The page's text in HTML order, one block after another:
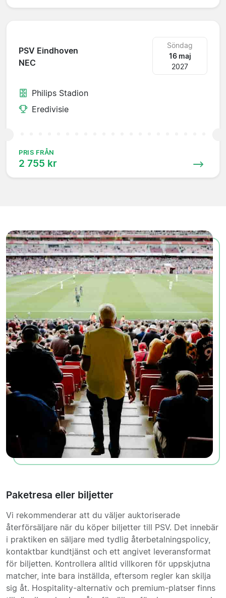
PSV Eindhoven
NEC
Söndag
16 maj
2027
Philips Stadion
Eredivisie
PRIS FRÅN
2 755 kr
Paketresa eller biljetter
Vi rekommenderar att du väljer auktoriserade
återförsäljare när du köper biljetter till PSV. Det innebär
i praktiken en säljare med tydlig återbetalningspolicy,
kontaktbar kundtjänst och ett angivet leveransformat
för biljetten. Kontrollera alltid villkoren för uppskjutna
matcher, inte bara inställda, eftersom regler kan skilja
sig åt. Hospitality-alternativ och premium-platser finns